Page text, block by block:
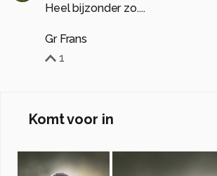
Heel bijzonder zo....
Gr Frans
1
Komt voor in